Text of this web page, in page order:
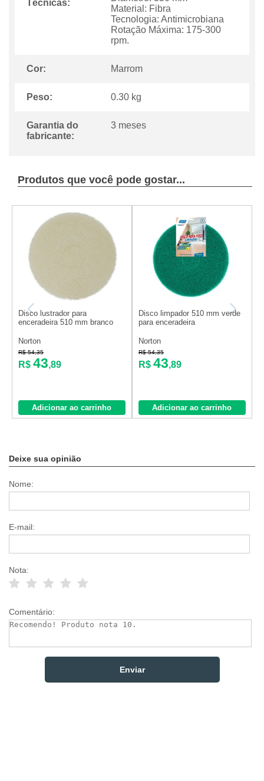
Técnicas:
Material: Fibra
Tecnologia: Antimicrobiana
Rotação Máxima: 175-300
rpm.
Cor: Marrom
Peso: 0.30 kg
Garantia do
fabricante:
3 meses
Produtos que você pode gostar...
Disco lustrador para
enceradeira 510 mm branco
Norton
R$ 54,35
R$ 43,89
Adicionar ao carrinho
Disco limpador 510 mm verde
para enceradeira
Norton
R$ 54,35
R$ 43,89
Adicionar ao carrinho
Deixe sua opinião
Nome:
E-mail:
Nota:
Comentário: